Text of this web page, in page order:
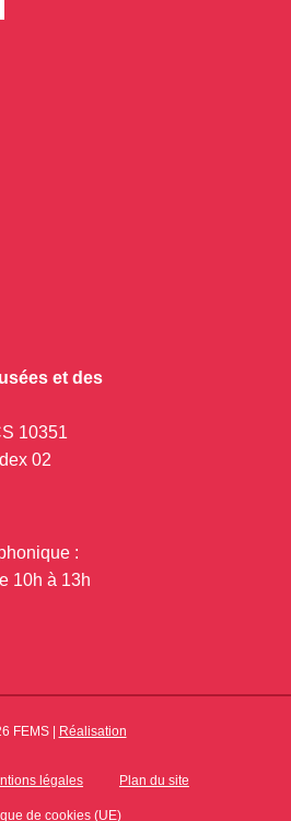
et des
10351
02
:
10h à 13h
FEMS | Réalisation
légales Plan du site
de cookies (UE)